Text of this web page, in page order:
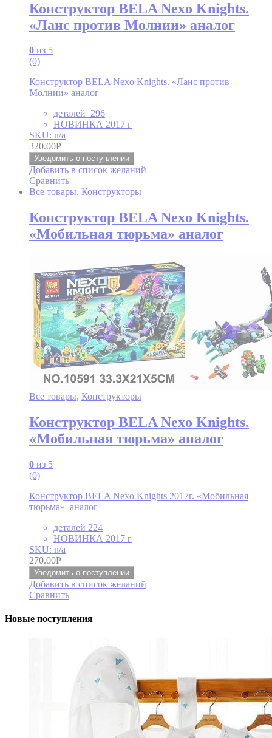
Конструктор BELA Nexo Knights.
«Ланс против Молнии» аналог
0 из 5
(0)
Конструктор BELA Nexo Knights. «Ланс против
Молнии» аналог
деталей 296
НОВИНКА 2017 г
SKU: n/a
320.00Р
Уведомить о поступлении
Добавить в список желаний
Сравнить
Все товары, Конструкторы
Конструктор BELA Nexo Knights.
«Мобильная тюрьма» аналог
Все товары, Конструкторы
Конструктор BELA Nexo Knights.
«Мобильная тюрьма» аналог
0 из 5
(0)
Конструктор BELA Nexo Knights 2017г. «Мобильная
тюрьма» аналог
деталей 224
НОВИНКА 2017 г
SKU: n/a
270.00Р
Уведомить о поступлении
Добавить в список желаний
Сравнить
Новые поступления